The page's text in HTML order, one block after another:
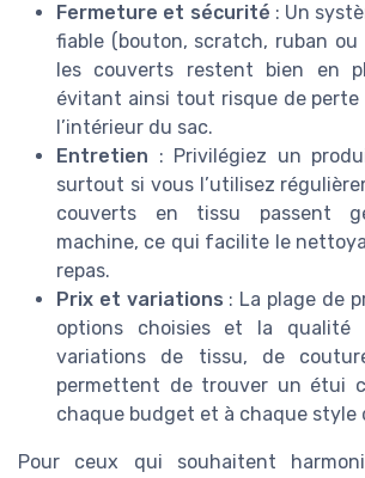
Fermeture et sécurité : Un
fiable (bouton, scratch, ruban
les couverts restent bien en
évitant ainsi tout risque de perte
l’intérieur du sac.
Entretien : Privilégiez un
surtout si vous l’utilisez
couverts en tissu passent
machine, ce qui facilite le
repas.
Prix et variations : La plage de
options choisies et la qualité
variations de tissu, de
permettent de trouver un étui
chaque budget et à chaque style
Pour ceux qui souhaitent